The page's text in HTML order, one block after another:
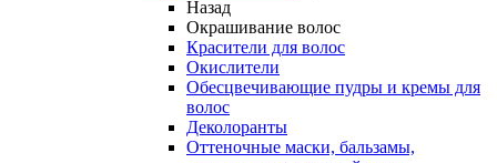
Назад
Окрашивание волос
Красители для волос
Окислители
Обесцвечивающие пудры и кремы для
волос
Деколоранты
Оттеночные маски, бальзамы,